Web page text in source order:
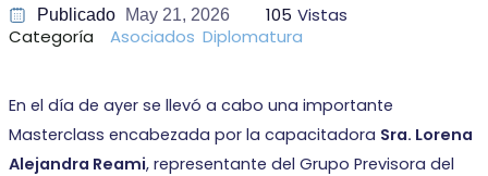
Publicado May 21, 2026 105 Vistas
Categoría
Asociados Diplomatura
En el día de ayer se llevó a cabo una importante
Masterclass encabezada por la capacitadora Sra. Lorena
Alejandra Reami, representante del Grupo Previsora del